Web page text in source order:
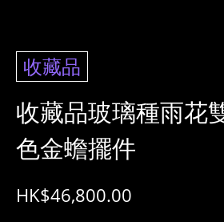
收藏品
收藏品玻璃種雨花
色金蟾擺件
HK$46,800.00